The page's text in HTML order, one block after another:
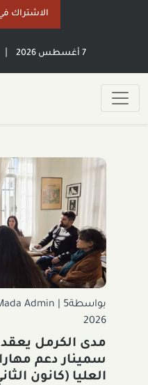
الاشتراك في
7 أغسطس 2026
بواسطةMada Admin
2026
مدى الكرمل يعقد
سمينار دعم
العليا (كانون الثاني